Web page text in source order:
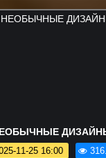
11-25 16:00